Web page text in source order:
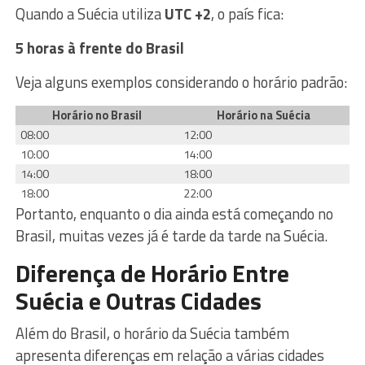
Quando a Suécia utilizaUTC +2, o país fica:
5 horas à frente do Brasil
Veja alguns exemplos considerando o horário padrão:
Horário no Brasil
Horário na Suécia
08:00
12:00
10:00
14:00
14:00
18:00
18:00
22:00
Portanto, enquanto o dia ainda está começando no
Brasil, muitas vezes já é tarde da tarde na Suécia.
Diferença de Horário Entre
Suécia e Outras Cidades
Além do Brasil, o horário da Suécia também
apresenta diferenças em relação a várias cidades